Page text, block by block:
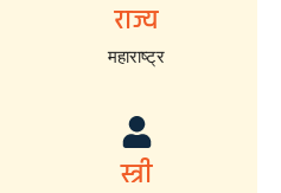
राज्य
महाराष्ट्र
स्त्री